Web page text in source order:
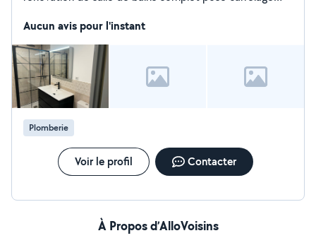
merci pour votre confiance cordialement shahid
Aucun avis pour l'instant
Plomberie
Voir le profil Contacter
À Propos d’AlloVoisins